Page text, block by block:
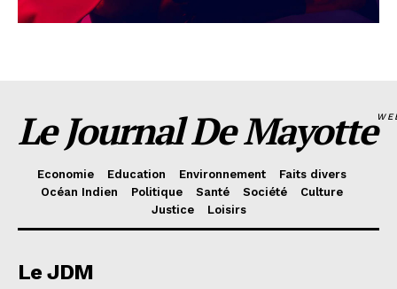
Le Journal De Mayotte
Economie Education Environnement
Faits divers
Océan Indien
Politique Santé Société
Culture
Justice
Loisirs
Le JDM